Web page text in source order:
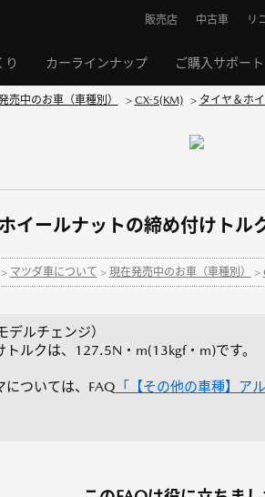
り カーラインナップ ご購入サポート
販売店 中古車 リ
売中のお車（車種別） > CX-5(KM) > タイヤ＆ホ
イールナットの締め付けトル
> マツダ車について > 現在発売中のお車（車種別） >
ルチェンジ）
ルクは、127.5N・m(13kgf・m)です。
については、FAQ 「【その他の車種】ア